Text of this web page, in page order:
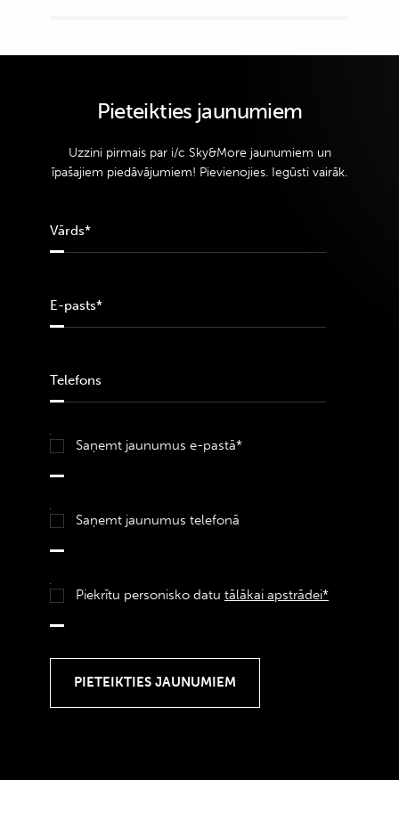
Pieteikties jaunumiem
Uzzini pirmais par i/c Sky&More jaunumiem un
īpašajiem piedāvājumiem! Pievienojies. Iegūsti vairāk.
Saņemt jaunumus e-pastā*
Saņemt jaunumus telefonā
Piekrītu personisko datu tālākai apstrādei*